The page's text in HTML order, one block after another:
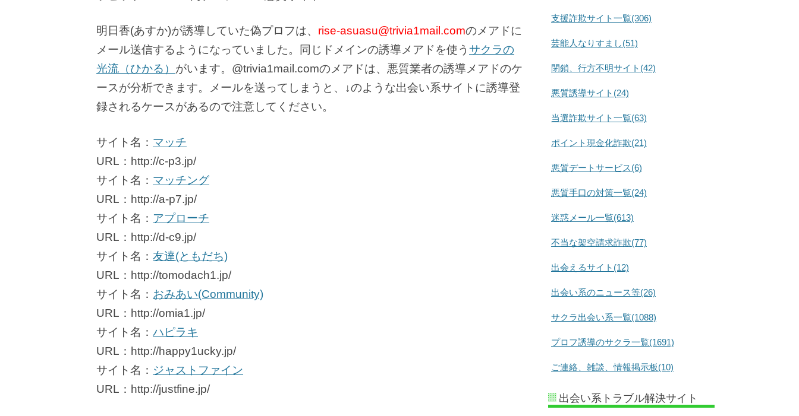
明日香(あすか)が誘導していた偽プロフは、 rise-asuasu@trivia1mail.comのメアドに
メール送信するようになっていました。同じドメインの誘導メアドを使う サクラの
光流（ひかる） がいます。@trivia1mail.comのメアドは、悪質業者の誘導メアドのケ
ースが分析できます。メールを送ってしまうと、↓のような出会い系サイトに誘導登
録されるケースがあるので注意してください。
サイト名： マッチ
URL：http://c-p3.jp/
サイト名： マッチング
URL：http://a-p7.jp/
サイト名： アプローチ
URL：http://d-c9.jp/
サイト名： 友達(ともだち)
URL：http://tomodach1.jp/
サイト名： おみあい(Community)
URL：http://omia1.jp/
サイト名： ハピラキ
URL：http://happy1ucky.jp/
サイト名： ジャストファイン
URL：http://justfine.jp/
支援詐欺サイト一覧(306)
芸能人なりすまし(51)
閉鎖、行方不明サイト(42)
悪質誘導サイト(24)
当選詐欺サイト一覧(63)
ポイント現金化詐欺(21)
悪質デートサービス(6)
悪質手口の対策一覧(24)
迷惑メール一覧(613)
不当な架空請求詐欺(77)
出会えるサイト(12)
出会い系のニュース等(26)
サクラ出会い系一覧(1088)
プロフ誘導のサクラ一覧(1691)
ご連絡、雑談、情報掲示板(10)
出会い系トラブル解決サイト